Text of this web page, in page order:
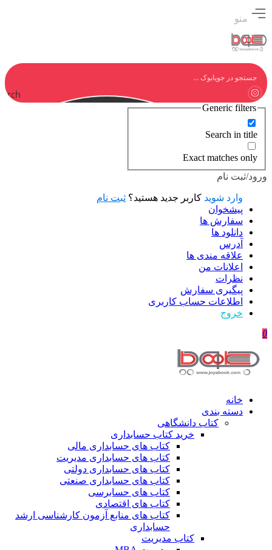
منو
Generic filters
Search in title
Exact matches only
ورود/ثبت نام
وارد شوید کاربر جدید هستید؟ ثبت نام
پیشخوان
سفارش ها
دانلود ها
آدرس
علاقه مندی ها
اعلانات من
نظرات
پیگیری سفارش
اطلاعات حساب كاربری
خروج
0
خانه
دسته بندی
کتاب دانشگاهی
خرید کتاب حسابداری
کتاب های حسابداری مالی
کتاب های حسابداری مدیریت
کتاب های حسابداری دولتی
کتاب های حسابداری صنعتی
کتاب های حسابرسی
کتاب های اقتصادی
کتاب های منابع آزمون کارشناسی ارشد
حسابداری
کتاب مدیریت